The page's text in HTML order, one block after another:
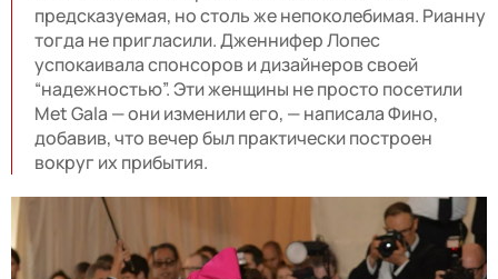
предсказуемая, но столь же непоколебимая. Рианну
тогда не пригласили. Дженнифер Лопес
успокаивала спонсоров и дизайнеров своей
“надежностью”. Эти женщины не просто посетили
Met Gala — они изменили его, — написала Фино,
добавив, что вечер был практически построен
вокруг их прибытия.